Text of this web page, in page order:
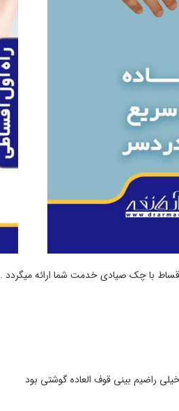
با چک صیادی خدمت شما ارائه میگردد .
راضیم بینی قوف العاده گوشتی بود